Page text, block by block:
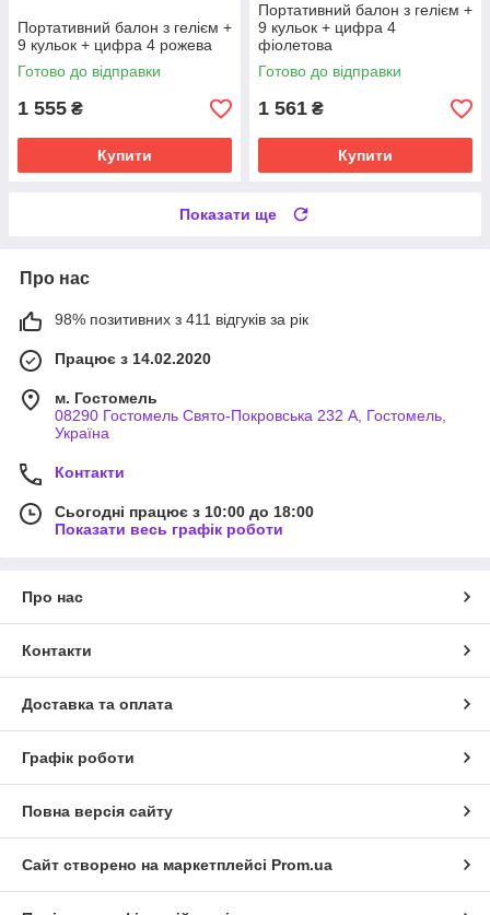
Портативний балон з гелієм +
9 кульок + цифра 4 рожева
Готово до відправки
1 555 ₴
Купити
Портативний балон з гелієм +
9 кульок + цифра 4
фіолетова
Готово до відправки
1 561 ₴
Купити
Показати ще
Про нас
98% позитивних з 411 відгуків за рік
Працює з 14.02.2020
м. Гостомель
08290 Гостомель Свято-Покровська 232 А, Гостомель,
Україна
Контакти
Сьогодні працює з 10:00 до 18:00
Показати весь графік роботи
Про нас
Контакти
Доставка та оплата
Графік роботи
Повна версія сайту
Сайт створено на маркетплейсі Prom.ua